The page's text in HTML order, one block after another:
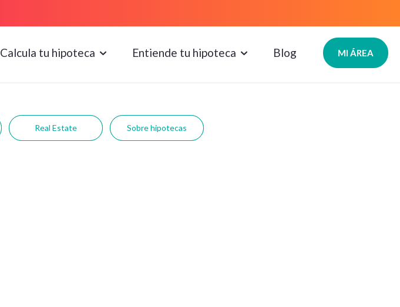
Calcula tu hipoteca Entiende tu hipoteca Blog MI ÁREA
Real Estate Sobre hipotecas